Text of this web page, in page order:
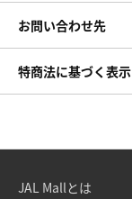
お問い合わせ先
特商法に基づく表示
JAL Mallとは